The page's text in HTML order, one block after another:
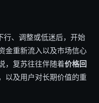
行、调整或低迷后，开始
金重新流入以及市场信心
，复苏往往伴随着价格回
以及用户对长期价值的重